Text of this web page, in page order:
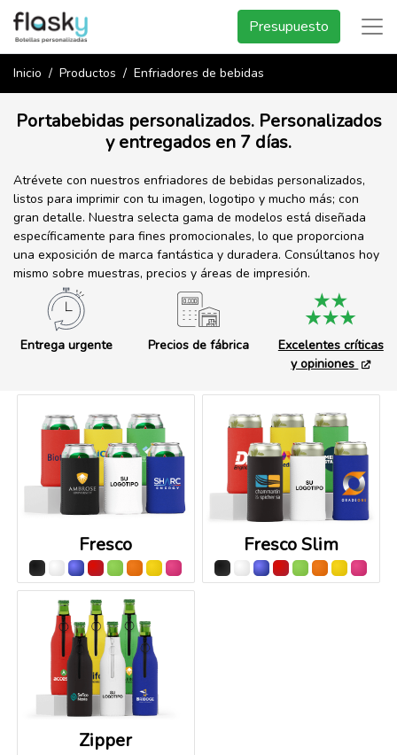
Presupuesto
Inicio Productos Enfriadores de bebidas
Portabebidas personalizados. Personalizados
y entregados en 7 días.
Atrévete con nuestros enfriadores de bebidas personalizados,
listos para imprimir con tu imagen, logotipo y mucho más; con
gran detalle. Nuestra selecta gama de modelos está diseñada
específicamente para fines promocionales, lo que proporciona
una exposición de marca fantástica y duradera. Consúltanos hoy
mismo sobre muestras, precios y áreas de impresión.
Entrega urgente Precios de fábrica
Excelentes críticas
y opiniones
Fresco Fresco Slim
Zipper